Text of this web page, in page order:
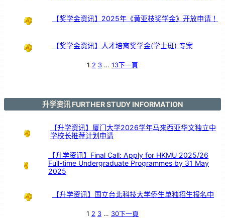
【奖学金资讯】2025年《黄亚枝奖学金》开放申请！
【奖学金资讯】人才培育奖学金(学士班) 专案
1 2 3 … 13下一頁
升学资讯 FURTHER STUDY INFORMATION
【升学资讯】厦门大学2026学年马来西亚华文独立中
学校长推荐计划申请
【升学资讯】Final Call: Apply for HKMU 2025/26
Full-time Undergraduate Programmes by 31 May
2025
【升学资讯】国立台北科技大学侨生单独招生报名中
1 2 3 … 30下一頁